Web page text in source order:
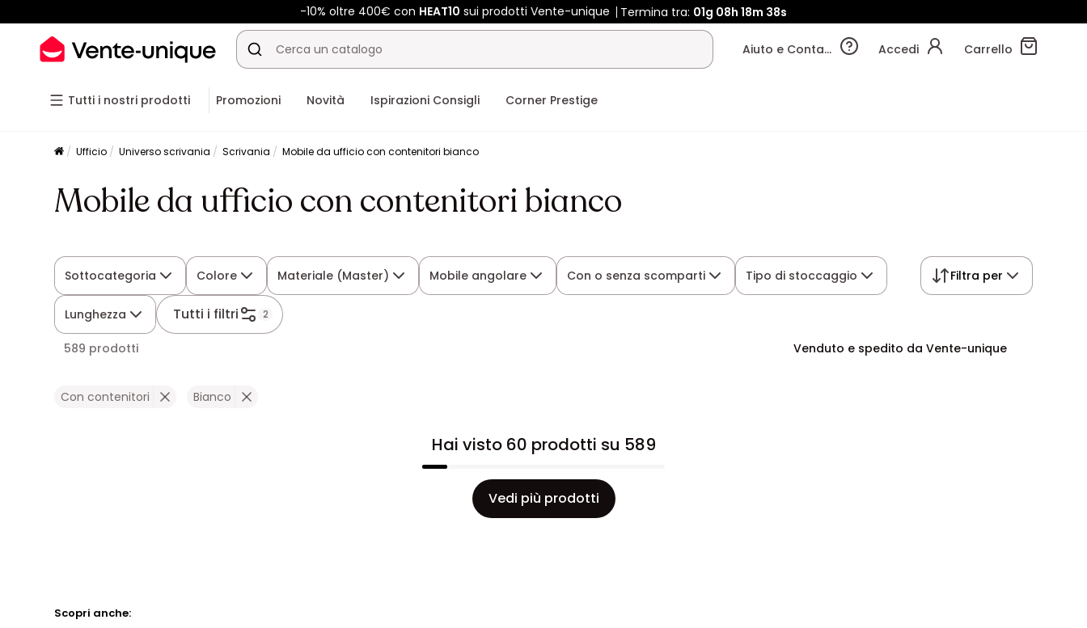
-10% oltre 400€ con HEAT10 sui prodotti Vente-unique Termina tra: 01g 08h 18m 37s
Aiuto e Contatti Accedi Carrello
Tutti i nostri prodotti Promozioni Novità Ispirazioni Consigli Corner Prestige
Ufficio Universo scrivania Scrivania Mobile da ufficio con contenitori bianco
Mobile da ufficio con contenitori bianco
Sottocategoria Colore Materiale (Master) Mobile angolare Con o senza scomparti Tipo di stoccaggio
Lunghezza Tutti i filtri 2
Filtra per
589 prodotti Venduto e spedito da Vente-unique
Con contenitori Bianco
Hai visto 60 prodotti su 589
Vedi più prodotti
Scopri anche: